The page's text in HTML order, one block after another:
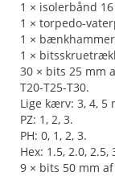
1 × isolerbånd
1 × torpedo-
1 ×
1 ×
30 × bits 25 mm
T20-T25-T30.
Lige kærv: 3, 4, 5
PZ: 1, 2, 3.
PH: 0, 1, 2, 3.
Hex: 1.5, 2.0, 2.5,
9 × bits 50 mm